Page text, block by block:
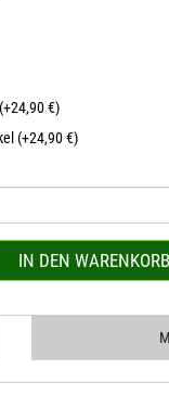
€)
(+24,90 €)
IN DEN WARENKORB